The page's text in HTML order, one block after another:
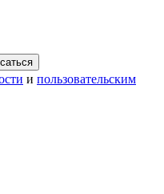
и пользовательским